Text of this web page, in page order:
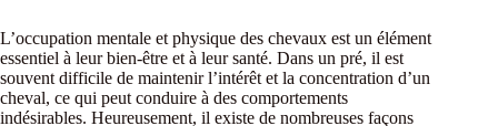
L’occupation mentale et physique des chevaux est un élément
essentiel à leur bien-être et à leur santé. Dans un pré, il est
souvent difficile de maintenir l’intérêt et la concentration d’un
cheval, ce qui peut conduire à des comportements
indésirables. Heureusement, il existe de nombreuses façons